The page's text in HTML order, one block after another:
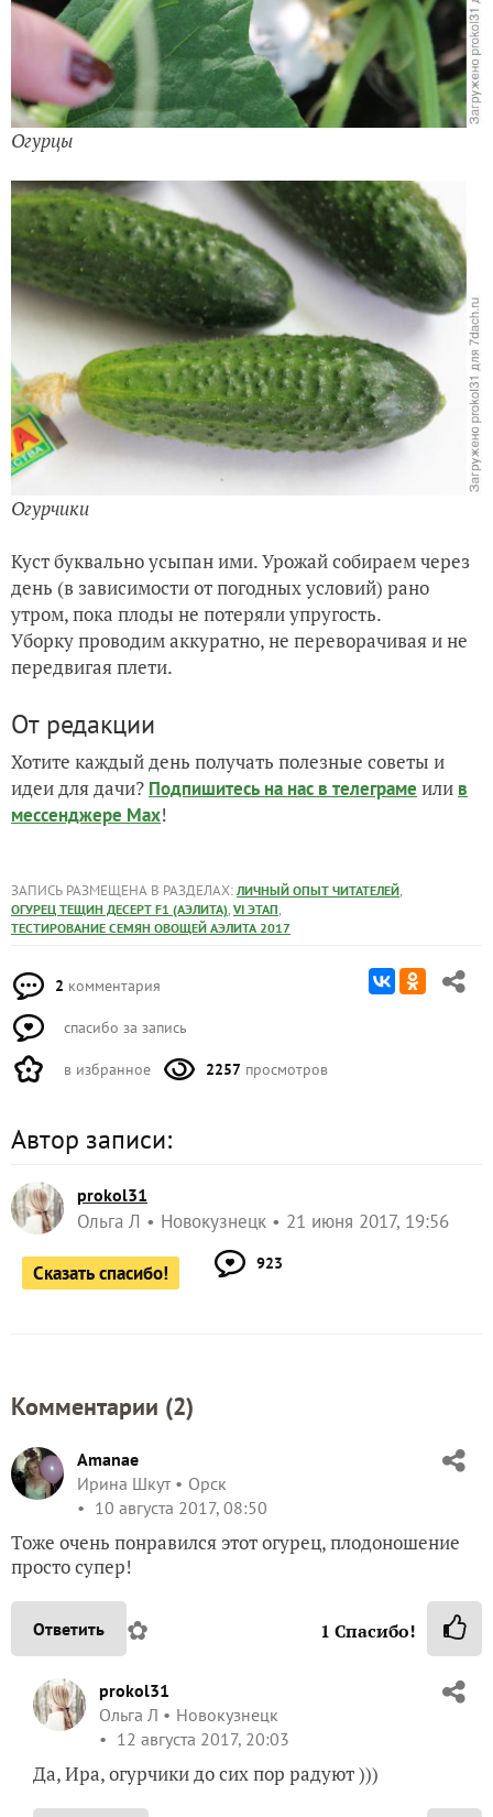
Огурцы
Огурчики
Куст буквально усыпан ими. Урожай собираем через
день (в зависимости от погодных условий) рано
утром, пока плоды не потеряли упругость.
Уборку проводим аккуратно, не переворачивая и не
передвигая плети.
От редакции
Хотите каждый день получать полезные советы и
идеи для дачи? Подпишитесь на нас в телеграме или в
мессенджере Max!
ЗАПИСЬ РАЗМЕЩЕНА В РАЗДЕЛАХ: ЛИЧНЫЙ ОПЫТ ЧИТАТЕЛЕЙ,
ОГУРЕЦ ТЕЩИН ДЕСЕРТ F1 (АЭЛИТА), VI ЭТАП,
ТЕСТИРОВАНИЕ СЕМЯН ОВОЩЕЙ АЭЛИТА 2017
2 комментария
спасибо за запись
в избранное 2257 просмотров
Автор записи:
prokol31
Ольга Л Новокузнецк 21 июня 2017, 19:56
Сказать спасибо! 923
Комментарии (2)
Amanae
Ирина Шкут
Орск
10 августа 2017, 08:50
Тоже очень понравился этот огурец, плодоношение
просто супер!
Ответить ✿ 1 Спасибо!
prokol31
Ольга Л
Новокузнецк
12 августа 2017, 20:03
Да, Ира, огурчики до сих пор радуют )))